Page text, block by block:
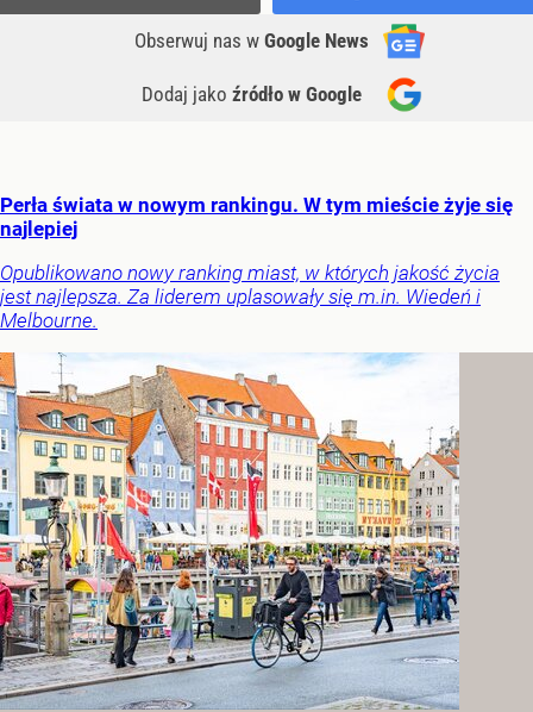
Obserwuj nas w Google News
Dodaj jako źródło w Google
Perła świata w nowym rankingu. W tym mieście żyje się
najlepiej
Opublikowano nowy ranking miast, w których jakość życia
jest najlepsza. Za liderem uplasowały się m.in. Wiedeń i
Melbourne.